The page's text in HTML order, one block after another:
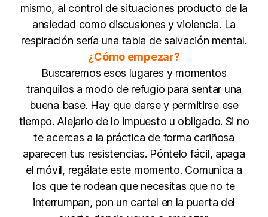
mismo, al control de situaciones producto de la
ansiedad como discusiones y violencia. La
respiración sería una tabla de salvación mental.
¿Cómo empezar?
Buscaremos esos lugares y momentos
tranquilos a modo de refugio para sentar una
buena base. Hay que darse y permitirse ese
tiempo. Alejarlo de lo impuesto u obligado. Si no
te acercas a la práctica de forma cariñosa
aparecen tus resistencias. Póntelo fácil, apaga
el móvil, regálate este momento. Comunica a
los que te rodean que necesitas que no te
interrumpan, pon un cartel en la puerta del